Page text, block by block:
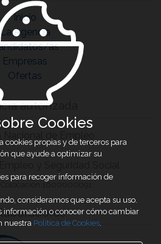
Inicio
La Agencia
as
Empresas
Ofertas
autorizada
1600000091
Cookies
cookies propias y de terceros para
que ayude a optimizar su
para recoger información de
consideramos que acepta su uso.
información o conocer cómo cambiar
nuestra Política de Cookies.